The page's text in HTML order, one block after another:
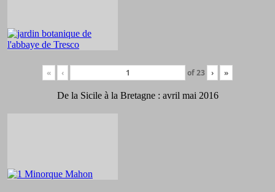
« ‹ of23 › »
De la Sicile à la Bretagne : avril mai 2016